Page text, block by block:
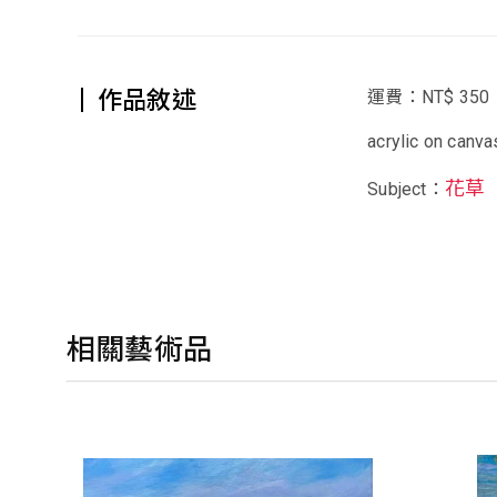
作品敘述 運費：NT$ 350
acrylic on
Subject： 花草
相關藝術品